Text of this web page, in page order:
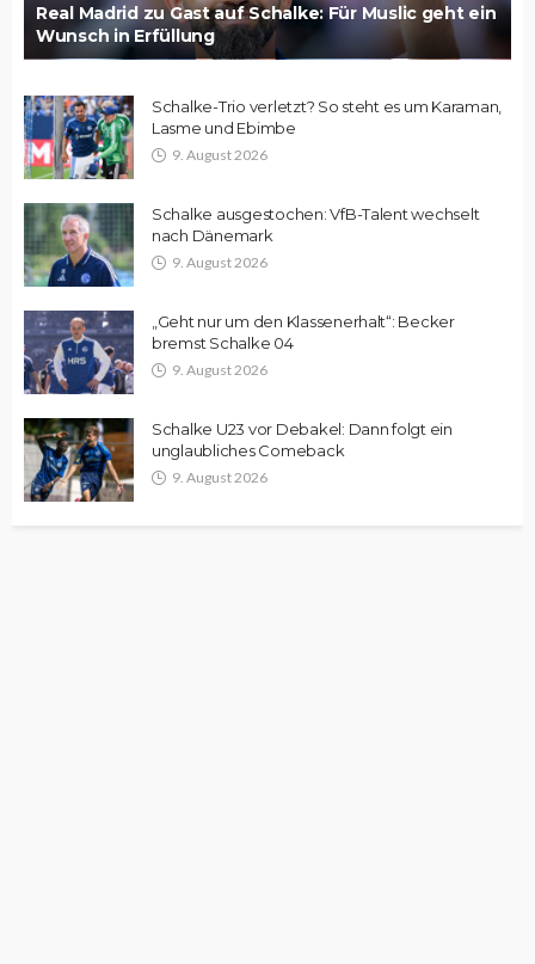
Real Madrid zu Gast auf Schalke: Für Muslic geht ein
Wunsch in Erfüllung
Schalke-Trio verletzt? So steht es um Karaman,
Lasme und Ebimbe
9. August 2026
Schalke ausgestochen: VfB-Talent wechselt
nach Dänemark
9. August 2026
„Geht nur um den Klassenerhalt“: Becker
bremst Schalke 04
9. August 2026
Schalke U23 vor Debakel: Dann folgt ein
unglaubliches Comeback
9. August 2026